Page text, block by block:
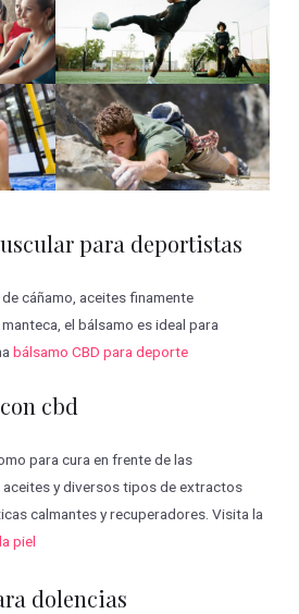
para deportistas
cáñamo, aceites finamente
el bálsamo es ideal para
bálsamo CBD para deporte
cbd
para cura en frente de las
y diversos tipos de extractos
calmantes y recuperadores. Visita la
piel
dolencias